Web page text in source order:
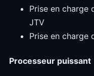
Prise en charge
JTV
Prise en charge
Processeur puissant